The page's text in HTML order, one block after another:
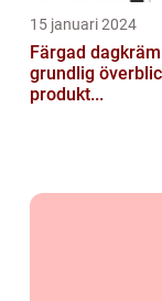
15 januari 2024
Färgad
grundlig
produkt...